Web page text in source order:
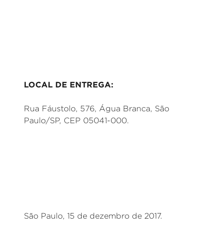
LOCAL DE ENTREGA:
Rua Fáustolo, 576, Água Branca, São
Paulo/SP, CEP 05041-000.
São Paulo, 15 de dezembro de 2017.